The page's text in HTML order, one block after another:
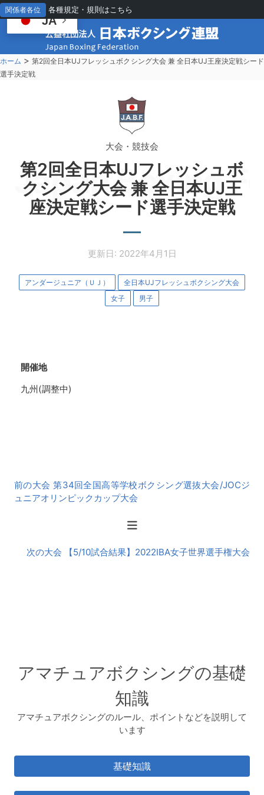
関係者各位 各種規定・規則はこちら
ホーム >第2回全日本UJフレッシュボクシング大会 兼 全日本UJ王座決定戦シード
選手決定戦
Japan Boxing
大会・競技会
第2回全日本UJフレッシュボ
クシング大会 兼 全日本UJ王
座決定戦シード選手決定戦
更新日: 2022年4月1日
アンダージュニア（ＵＪ）
全日本UJフレッシュボクシング大会
女子
男子
開催地
九州(調整中)
後
の
前の大会 第34回全国高等学校ボクシング選抜大会/JOCジ
ュニアオリンピックカップ大会
次の大会 【5/10試合結果】2022IBA女子世界選手権大会
アマチュアボクシングの基礎
知識
アマチュアボクシングのルール、ポイントなどを説明して
います
基礎知識
JA